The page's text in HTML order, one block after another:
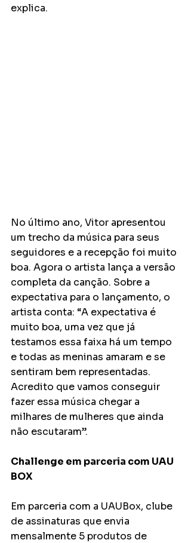
explica.
No último ano, Vitor apresentou
um trecho da música para seus
seguidores e a recepção foi muito
boa. Agora o artista lança a versão
completa da canção. Sobre a
expectativa para o lançamento, o
artista conta: “A expectativa é
muito boa, uma vez que já
testamos essa faixa há um tempo
e todas as meninas amaram e se
sentiram bem representadas.
Acredito que vamos conseguir
fazer essa música chegar a
milhares de mulheres que ainda
não escutaram”.
Challenge em parceria com UAU
BOX
Em parceria com a UAUBox, clube
de assinaturas que envia
mensalmente 5 produtos de